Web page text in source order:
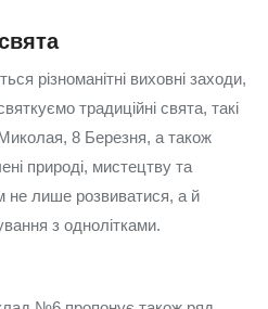
різноманітні виховні заходи,
традиційні свята, такі
8 Березня, а також
природі, мистецтву та
не лише розвиватися, а й
з однолітками.